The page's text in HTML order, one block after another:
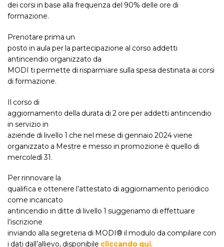
dei corsi in base alla frequenza del 90% delle ore di
formazione.
Prenotare prima un
posto in aula per la partecipazione al corso addetti
antincendio organizzato da
MODI ti permette di risparmiare sulla spesa destinata ai corsi
di formazione.
Il corso di
aggiornamento della durata di 2 ore per addetti antincendio
in servizio in
aziende di livello 1 che nel mese di gennaio 2024 viene
organizzato a Mestre e messo in promozione è quello di
mercoledì 31.
Per rinnovare la
qualifica e ottenere l’attestato di aggiornamento periodico
come incaricato
antincendio in ditte di livello 1 suggeriamo di effettuare
l’iscrizione
inviando alla segreteria di MODI® il modulo da compilare con
i dati dall’allievo, disponibile cliccando qui.